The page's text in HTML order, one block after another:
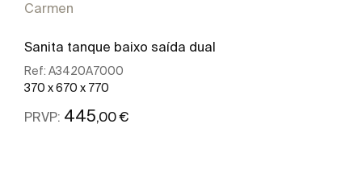
Carmen
Sanita tanque baixo saída dual
Ref: A3420A7000
370 x 670 x 770
PRVP: 445,00 €